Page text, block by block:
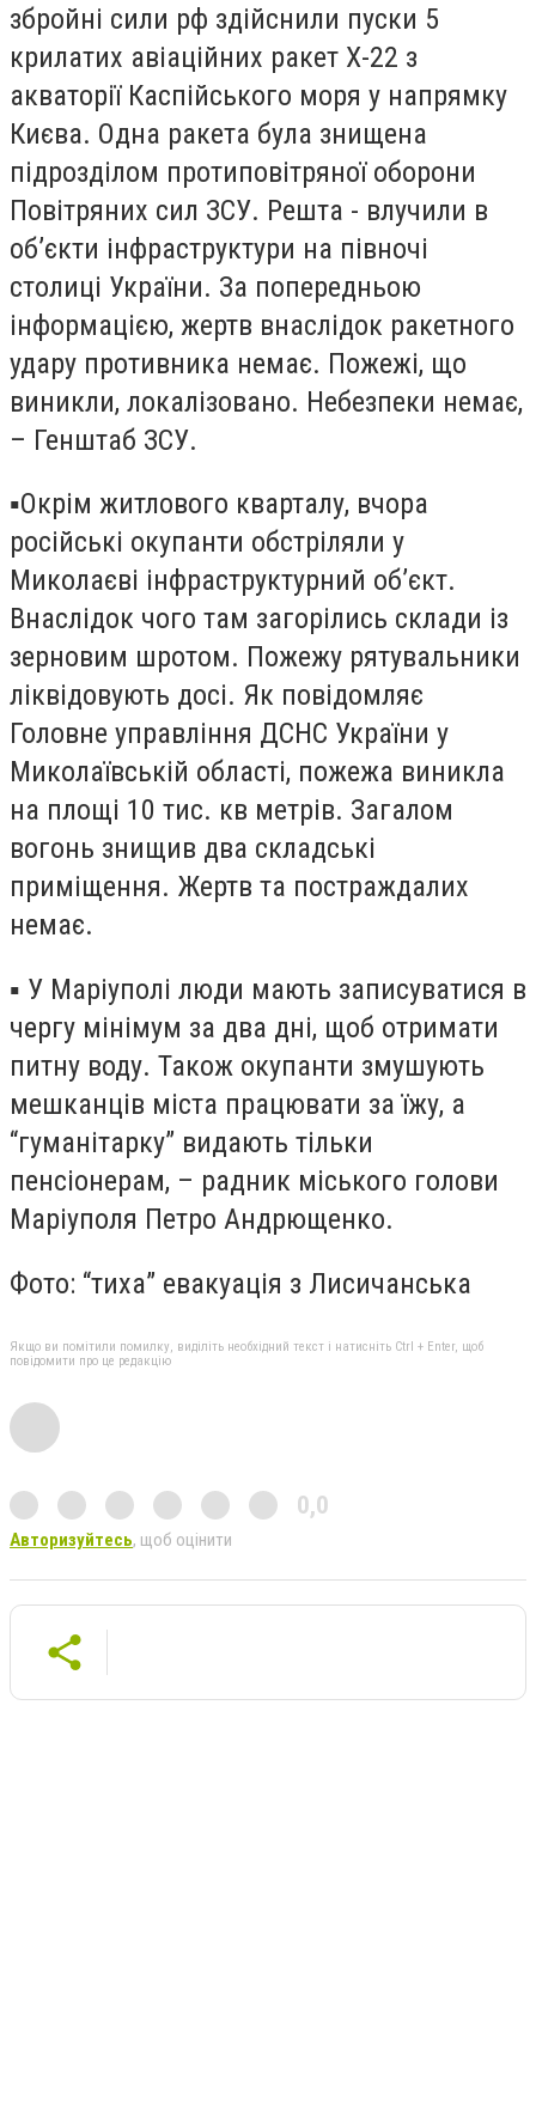
збройні сили рф здійснили пуски 5
крилатих авіаційних ракет Х-22 з
акваторії Каспійського моря у напрямку
Києва. Одна ракета була знищена
підрозділом протиповітряної оборони
Повітряних сил ЗСУ. Решта - влучили в
об’єкти інфраструктури на півночі
столиці України. За попередньою
інформацією, жертв внаслідок ракетного
удару противника немає. Пожежі, що
виникли, локалізовано. Небезпеки немає,
– Генштаб ЗСУ.
▪️Окрім житлового кварталу, вчора
російські окупанти обстріляли у
Миколаєві інфраструктурний об’єкт.
Внаслідок чого там загорілись склади із
зерновим шротом. Пожежу рятувальники
ліквідовують досі. Як повідомляє
Головне управління ДСНС України у
Миколаївській області, пожежа виникла
на площі 10 тис. кв метрів. Загалом
вогонь знищив два складські
приміщення. Жертв та постраждалих
немає.
▪️ У Маріуполі люди мають записуватися в
чергу мінімум за два дні, щоб отримати
питну воду. Також окупанти змушують
мешканців міста працювати за їжу, а
“гуманітарку” видають тільки
пенсіонерам, – радник міського голови
Маріуполя Петро Андрющенко.
Фото: “тиха” евакуація з Лисичанська
Якщо ви помітили помилку, виділіть необхідний текст і натисніть Ctrl + Enter, щоб
повідомити про це редакцію
0,0
Авторизуйтесь, щоб оцінити